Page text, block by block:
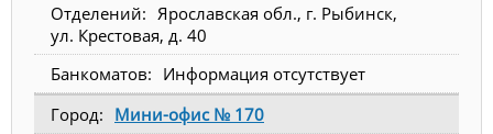
Ярославская обл., г. Рыбинск,
ул. Крестовая, д. 40
Информация отсутствует
Мини-офис № 170